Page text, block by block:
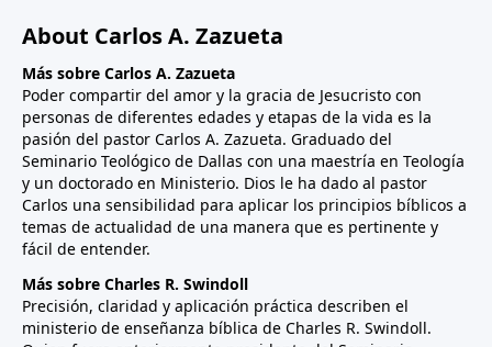
About Carlos A. Zazueta
Más sobre Carlos A. Zazueta
Poder compartir del amor y la gracia de Jesucristo con
personas de diferentes edades y etapas de la vida es la
pasión del pastor Carlos A. Zazueta. Graduado del
Seminario Teológico de Dallas con una maestría en Teología
y un doctorado en Ministerio. Dios le ha dado al pastor
Carlos una sensibilidad para aplicar los principios bíblicos a
temas de actualidad de una manera que es pertinente y
fácil de entender.
Más sobre Charles R. Swindoll
Precisión, claridad y aplicación práctica describen el
ministerio de enseñanza bíblica de Charles R. Swindoll.